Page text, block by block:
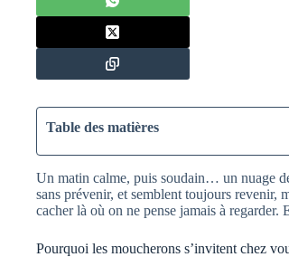
Table des matières
Un matin calme, puis soudain… un nuage
sans prévenir, et semblent toujours revenir,
cacher là où on ne pense jamais à
Pourquoi les moucherons s’invitent chez